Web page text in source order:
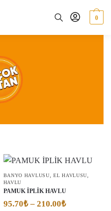
0
BANYO HAVLUSU ,EL HAVLUSU
HAVLU
PAMUK İPLİK HAVLU
95.70₺ – 210.00₺